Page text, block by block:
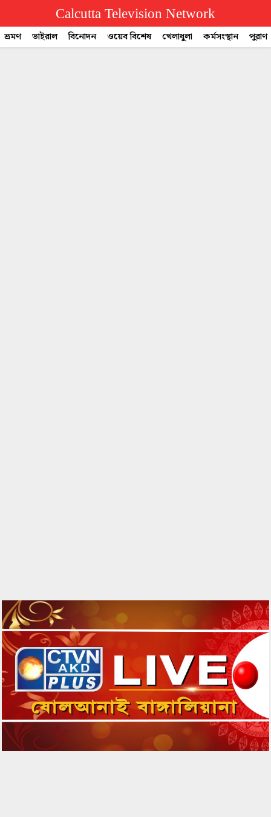
Calcutta Television Network
ভ্রমণ ভাইরাল বিনোদন ওয়েব বিশেষ খেলাধুলা কর্মসংস্থান পুরাণ
CTVN